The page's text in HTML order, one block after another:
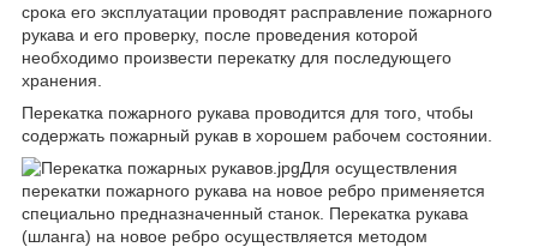
срока его эксплуатации проводят расправление пожарного
рукава и его проверку, после проведения которой
необходимо произвести перекатку для последующего
хранения.
Перекатка пожарного рукава проводится для того, чтобы
содержать пожарный рукав в хорошем рабочем состоянии.
Для осуществления
перекатки пожарного рукава на новое ребро применяется
специально предназначенный станок. Перекатка рукава
(шланга) на новое ребро осуществляется методом